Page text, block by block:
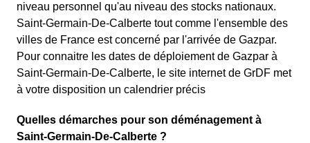
niveau personnel qu'au niveau des stocks nationaux.
Saint-Germain-De-Calberte tout comme l'ensemble des
villes de France est concerné par l'arrivée de Gazpar.
Pour connaitre les dates de déploiement de Gazpar à
Saint-Germain-De-Calberte, le site internet de GrDF met
à votre disposition un calendrier précis
Quelles démarches pour son déménagement à
Saint-Germain-De-Calberte ?